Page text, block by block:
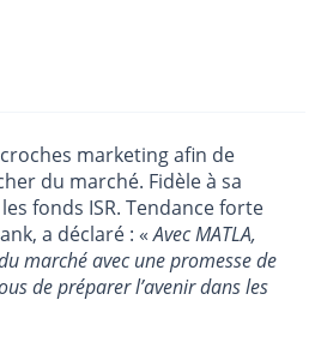
marketing afin de
du marché. Fidèle à sa
fonds ISR. Tendance forte
a déclaré : «Avec MATLA,
marché avec une promesse de
de préparer l’avenir dans les